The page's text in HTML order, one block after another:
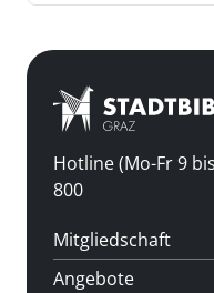
Hotline (Mo-Fr 9
800
Mitgliedschaft
Angebote